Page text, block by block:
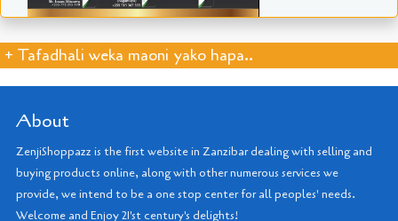
+ Tafadhali weka maoni yako hapa..
About
ZenjiShoppazz is the first website in Zanzibar dealing with selling and
buying products online, along with other numerous services we
provide, we intend to be a one stop center for all peoples' needs.
Welcome and Enjoy 21'st century's delights!